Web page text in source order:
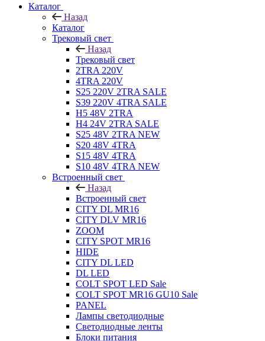
Каталог
Назад
Каталог
Трековый свет
Назад
Трековый свет
2TRA 220V
4TRA 220V
S25 220V 2TRA SALE
S39 220V 4TRA SALE
H5 48V 2TRA
H4 24V 2TRA SALE
S25 48V 2TRA NEW
S20 48V 4TRA
S15 48V 4TRA
S10 48V 4TRA NEW
Встроенный свет
Назад
Встроенный свет
CITY DL MR16
CITY DLV MR16
ZOOM
CITY SPOT MR16
HIDE
CITY DL LED
DL LED
COLT SPOT LED Sale
COLT SPOT MR16 GU10 Sale
PANEL
Лампы светодиодные
Светодиодные ленты
Блоки питания